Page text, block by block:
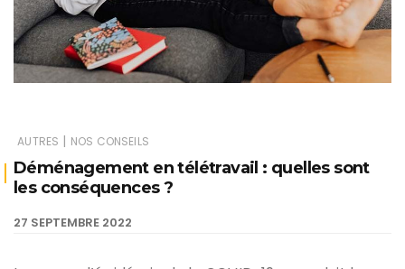
AUTRES | NOS CONSEILS
Déménagement en télétravail : quelles sont
les conséquences ?
27 SEPTEMBRE 2022